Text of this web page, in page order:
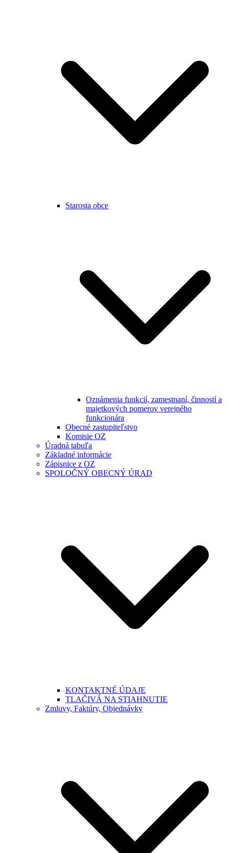
Starosta obce
Oznámenia funkcií, zamestnaní, činností a
majetkových pomerov verejného
funkcionára
Obecné zastupiteľstvo
Komisie OZ
Úradná tabuľa
Základné informácie
Zápisnice z OZ
SPOLOČNÝ OBECNÝ ÚRAD
KONTAKTNÉ ÚDAJE
TLAČIVÁ NA STIAHNUTIE
Zmluvy, Faktúry, Objednávky